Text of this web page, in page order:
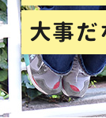
大事